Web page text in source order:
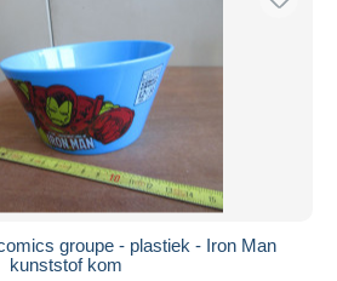
Aggiorna
groupe - plastiek - Iron Man
kunststof kom